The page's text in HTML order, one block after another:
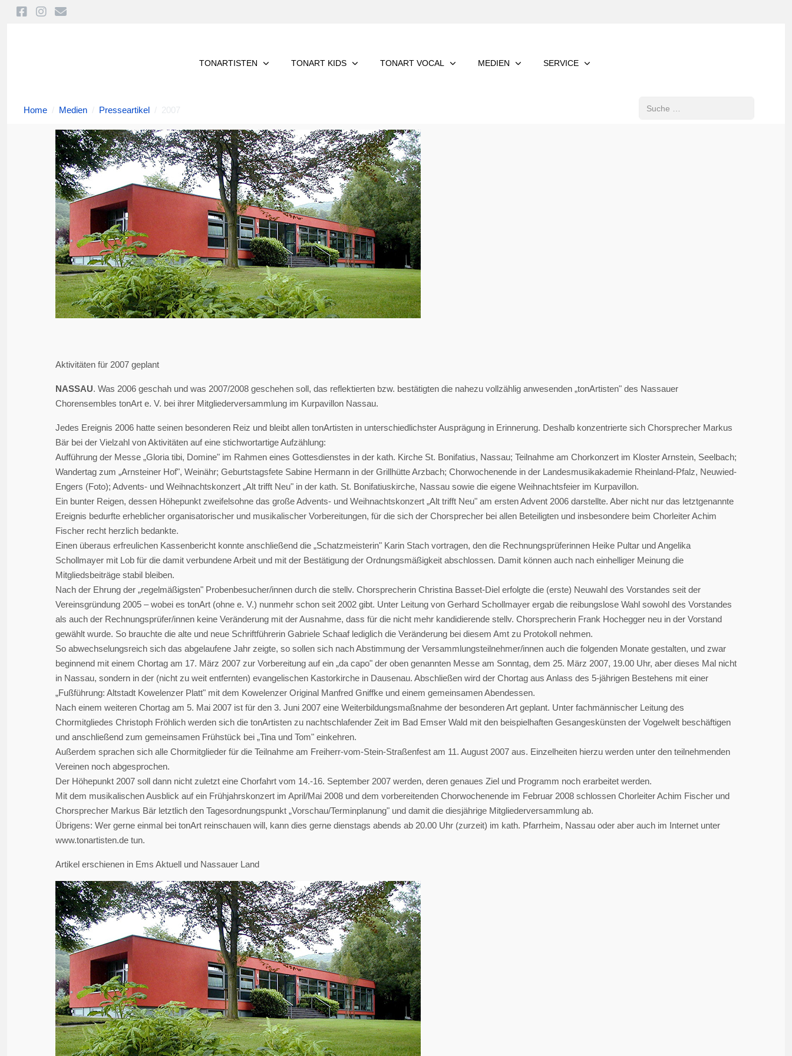
TONARTISTEN TONART KIDS TONART VOCAL MEDIEN SERVICE
Home Medien Presseartikel 2007
Suchen
Aktivitäten für 2007 geplant
NASSAU. Was 2006 geschah und was 2007/2008 geschehen soll, das reflektierten bzw. bestätigten die nahezu vollzählig anwesenden „tonArtisten" des Nassauer
Chorensembles tonArt e. V. bei ihrer Mitgliederversammlung im Kurpavillon Nassau.
Jedes Ereignis 2006 hatte seinen besonderen Reiz und bleibt allen tonArtisten in unterschiedlichster Ausprägung in Erinnerung. Deshalb konzentrierte sich Chorsprecher Markus
Bär bei der Vielzahl von Aktivitäten auf eine stichwortartige Aufzählung:
Aufführung der Messe „Gloria tibi, Domine" im Rahmen eines Gottesdienstes in der kath. Kirche St. Bonifatius, Nassau; Teilnahme am Chorkonzert im Kloster Arnstein, Seelbach;
Wandertag zum „Arnsteiner Hof", Weinähr; Geburtstagsfete Sabine Hermann in der Grillhütte Arzbach; Chorwochenende in der Landesmusikakademie Rheinland-Pfalz, Neuwied-
Engers (Foto); Advents- und Weihnachtskonzert „Alt trifft Neu" in der kath. St. Bonifatiuskirche, Nassau sowie die eigene Weihnachtsfeier im Kurpavillon.
Ein bunter Reigen, dessen Höhepunkt zweifelsohne das große Advents- und Weihnachtskonzert „Alt trifft Neu" am ersten Advent 2006 darstellte. Aber nicht nur das letztgenannte
Ereignis bedurfte erheblicher organisatorischer und musikalischer Vorbereitungen, für die sich der Chorsprecher bei allen Beteiligten und insbesondere beim Chorleiter Achim
Fischer recht herzlich bedankte.
Einen überaus erfreulichen Kassenbericht konnte anschließend die „Schatzmeisterin" Karin Stach vortragen, den die Rechnungsprüferinnen Heike Pultar und Angelika
Schollmayer mit Lob für die damit verbundene Arbeit und mit der Bestätigung der Ordnungsmäßigkeit abschlossen. Damit können auch nach einhelliger Meinung die
Mitgliedsbeiträge stabil bleiben.
Nach der Ehrung der „regelmäßigsten" Probenbesucher/innen durch die stellv. Chorsprecherin Christina Basset-Diel erfolgte die (erste) Neuwahl des Vorstandes seit der
Vereinsgründung 2005 – wobei es tonArt (ohne e. V.) nunmehr schon seit 2002 gibt. Unter Leitung von Gerhard Schollmayer ergab die reibungslose Wahl sowohl des Vorstandes
als auch der Rechnungsprüfer/innen keine Veränderung mit der Ausnahme, dass für die nicht mehr kandidierende stellv. Chorsprecherin Frank Hochegger neu in der Vorstand
gewählt wurde. So brauchte die alte und neue Schriftführerin Gabriele Schaaf lediglich die Veränderung bei diesem Amt zu Protokoll nehmen.
So abwechselungsreich sich das abgelaufene Jahr zeigte, so sollen sich nach Abstimmung der Versammlungsteilnehmer/innen auch die folgenden Monate gestalten, und zwar
beginnend mit einem Chortag am 17. März 2007 zur Vorbereitung auf ein „da capo" der oben genannten Messe am Sonntag, dem 25. März 2007, 19.00 Uhr, aber dieses Mal nicht
in Nassau, sondern in der (nicht zu weit entfernten) evangelischen Kastorkirche in Dausenau. Abschließen wird der Chortag aus Anlass des 5-jährigen Bestehens mit einer
„Fußführung: Altstadt Kowelenzer Platt" mit dem Kowelenzer Original Manfred Gniffke und einem gemeinsamen Abendessen.
Nach einem weiteren Chortag am 5. Mai 2007 ist für den 3. Juni 2007 eine Weiterbildungsmaßnahme der besonderen Art geplant. Unter fachmännischer Leitung des
Chormitgliedes Christoph Fröhlich werden sich die tonArtisten zu nachtschlafender Zeit im Bad Emser Wald mit den beispielhaften Gesangeskünsten der Vogelwelt beschäftigen
und anschließend zum gemeinsamen Frühstück bei „Tina und Tom" einkehren.
Außerdem sprachen sich alle Chormitglieder für die Teilnahme am Freiherr-vom-Stein-Straßenfest am 11. August 2007 aus. Einzelheiten hierzu werden unter den teilnehmenden
Vereinen noch abgesprochen.
Der Höhepunkt 2007 soll dann nicht zuletzt eine Chorfahrt vom 14.-16. September 2007 werden, deren genaues Ziel und Programm noch erarbeitet werden.
Mit dem musikalischen Ausblick auf ein Frühjahrskonzert im April/Mai 2008 und dem vorbereitenden Chorwochenende im Februar 2008 schlossen Chorleiter Achim Fischer und
Chorsprecher Markus Bär letztlich den Tagesordnungspunkt „Vorschau/Terminplanung" und damit die diesjährige Mitgliederversammlung ab.
Übrigens: Wer gerne einmal bei tonArt reinschauen will, kann dies gerne dienstags abends ab 20.00 Uhr (zurzeit) im kath. Pfarrheim, Nassau oder aber auch im Internet unter
www.tonartisten.de tun.
Artikel erschienen in Ems Aktuell und Nassauer Land